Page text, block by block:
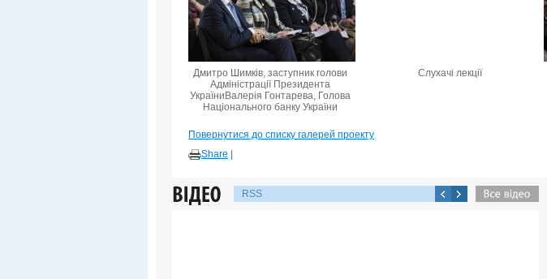
Дмитро Шимків, заступник голови
Адміністрації Президента
УкраїниВалерія Гонтарева, Голова
Національного банку України
Слухачі лекції
Повернутися до списку галерей проекту
Share
RSS